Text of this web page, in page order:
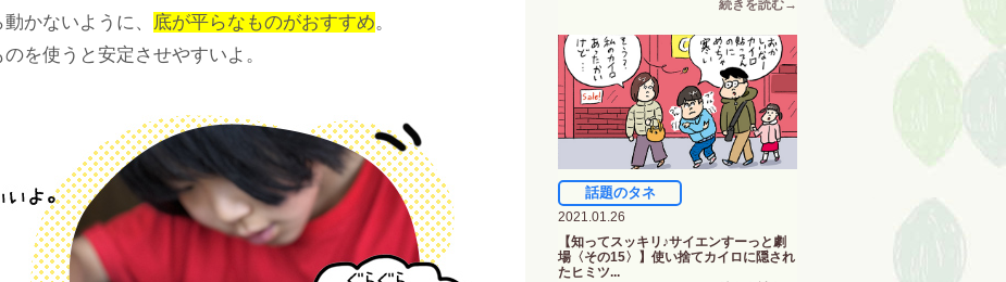
かないように、 底が平らなものがおすすめ。
を使うと安定させやすいよ。
話題のタネ
2021.01.26
【知ってスッキリ♪サイエンすーっと劇
場〈その15〉】使い捨てカイロに隠され
たヒミツ...